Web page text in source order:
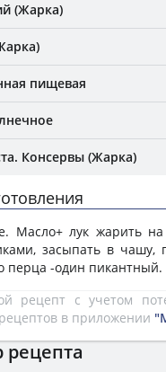
(Жарка)
пищевая
Консервы (Жарка)
Масло+ лук жарить
засыпать в
перца -один пикантный.
рецепт с учетом
в приложении
рецепта